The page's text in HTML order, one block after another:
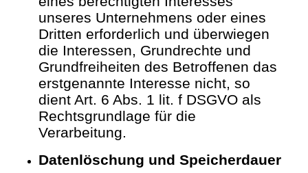
unseres Unternehmens oder eines
Dritten erforderlich und überwiegen
die Interessen, Grundrechte und
Grundfreiheiten des Betroffenen das
erstgenannte Interesse nicht, so
dient Art. 6 Abs. 1 lit. f DSGVO als
Rechtsgrundlage für die
Verarbeitung.
Datenlöschung und Speicherdauer